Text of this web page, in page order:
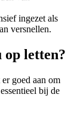
ingezet als
versnellen.
op letten?
goed aan om
bij de